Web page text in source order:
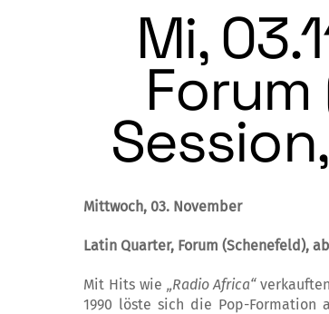
Mi,
Mittwoch, 03. November
Latin Quarter, Forum (Schenefeld),
Mit Hits wie „Radio Africa“
1990 löste sich die Pop-Formation